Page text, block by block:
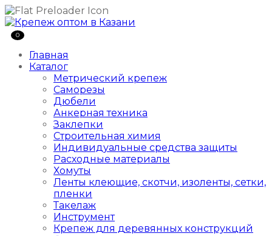
0
Главная
Каталог
Метрический крепеж
Саморезы
Дюбели
Анкерная техника
Заклепки
Строительная химия
Индивидуальные средства защиты
Расходные материалы
Хомуты
Ленты клеющие, скотчи, изоленты, сетки,
пленки
Такелаж
Инструмент
Крепеж для деревянных конструкций